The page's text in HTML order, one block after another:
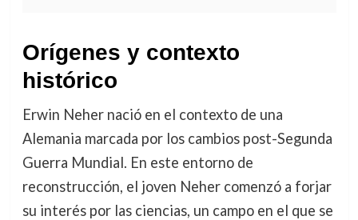
Orígenes y contexto
histórico
Erwin Neher nació en el contexto de una
Alemania marcada por los cambios post-Segunda
Guerra Mundial. En este entorno de
reconstrucción, el joven Neher comenzó a forjar
su interés por las ciencias, un campo en el que se